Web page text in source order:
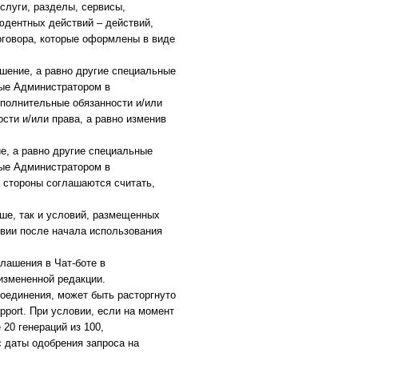
разделы, сервисы,
действий – действий,
которые оформлены в виде
а равно другие специальные
Администратором в
обязанности и/или
и/или права, а равно изменив
а равно другие специальные
Администратором в
соглашаются считать,
так и условий, размещенных
после начала использования
в Чат-боте в
редакции.
может быть расторгнуто
При условии, если на момент
генераций из 100,
одобрения запроса на